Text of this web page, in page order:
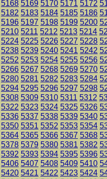
5168 5169 5170 5171 5172
5182 5183 5184 5185 5186
5196 5197 5198 5199 5200
5210 5211 5212 5213 5214
5224 5225 5226 5227 5228
5238 5239 5240 5241 5242
5252 5253 5254 5255 5256
5266 5267 5268 5269 5270
5280 5281 5282 5283 5284
5294 5295 5296 5297 5298
5308 5309 5310 5311 5312
5322 5323 5324 5325 5326
5336 5337 5338 5339 5340
5350 5351 5352 5353 5354
5364 5365 5366 5367 5368
5378 5379 5380 5381 5382
5392 5393 5394 5395 5396
5406 5407 5408 5409 5410
5420 5421 5422 5423 5424